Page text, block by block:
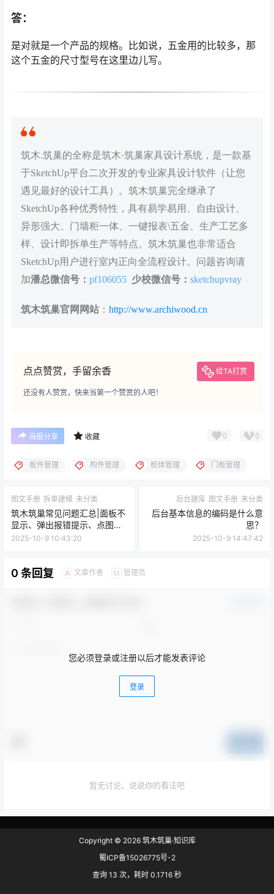
答：
是对就是一个产品的规格。比如说，五金用的比较多，那
这个五金的尺寸型号在这里边儿写。
筑木.筑巢的全称是筑木·筑巢家具设计系统，是一款基
于SketchUp平台二次开发的专业家具设计软件（让您
遇见最好的设计工具）。筑木筑巢完全继承了
SketchUp各种优秀特性，具有易学易用、自由设计、
异形强大、门墙柜一体、一键报表\五金、生产工艺多
样、设计即拆单生产等特点。筑木筑巢也非常适合
SketchUp用户进行室内正向全流程设计。问题咨询请
加潘总微信号： pf106055 少校微信号： sketchupvray
筑木筑巢官网网站 ： http://www.archiwood.cn
点点赞赏，手留余香 给TA打赏
还没有人赞赏，快来当第一个赞赏的人吧！
海报分享 收藏 0 0
板件管理 构件管理 柜体管理 门板管理
图文手册 拆单建模 未分类
筑木筑巢常见问题汇总|面板不
显示、弹出报错提示、点图标
无弹窗、窗口不见了、面板白
少校培训课件常处理问题有哪
2025-10-9 10:43:20
后台建库 图文手册 未分类
后台基本信息的编码是什么意
思？
2025-10-9 14:47:42
0 条回复 A 文章作者 M 管理员
您必须登录或注册以后才能发表评论
登录
暂无讨论，说说你的看法吧
Copyright © 2026筑木筑巢·知识库
蜀ICP备15026775号-2
查询 13 次，耗时 0.1716 秒